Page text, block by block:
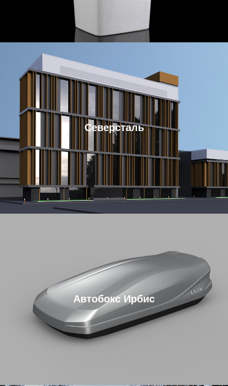
Северсталь
Автобокс Ирбис